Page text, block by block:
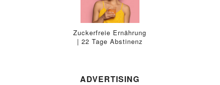
Zuckerfreie Ernährung
| 22 Tage Abstinenz
ADVERTISING